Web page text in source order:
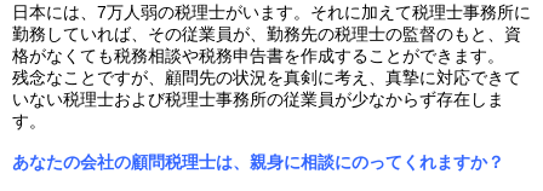
日本には、7万人弱の税理士がいます。それに加えて税理士事務所に
勤務していれば、その従業員が、勤務先の税理士の監督のもと、資
格がなくても税務相談や税務申告書を作成することができます。
残念なことですが、顧問先の状況を真剣に考え、真摯に対応できて
いない税理士および税理士事務所の従業員が少なからず存在しま
す。
あなたの会社の顧問税理士は、親身に相談にのってくれますか？